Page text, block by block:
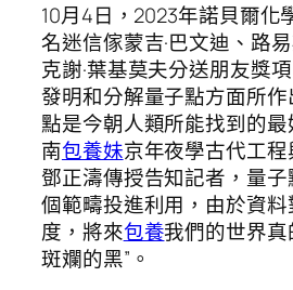
10月4日，2023年諾貝爾化
名迷信傢蒙吉·巴文迪、路
克謝·葉基莫夫分送朋友獎
發明和分解量子點方面所作
點是今朝人類所能找到的最
南包養妹京年夜學古代工
鄧正濤傳授告知記者，量
個範疇投進利用，由於資
度，將來包養我們的世界真
斑斕的黑”。